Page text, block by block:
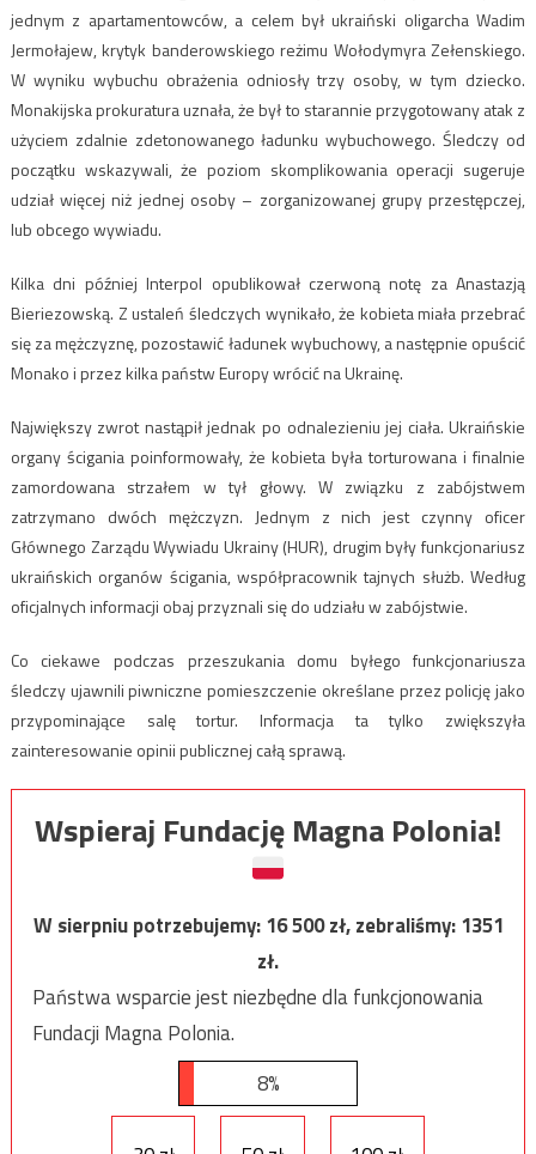
jednym z apartamentowców, a celem był ukraiński oligarcha Wadim
Jermołajew, krytyk banderowskiego reżimu Wołodymyra Zełenskiego.
W wyniku wybuchu obrażenia odniosły trzy osoby, w tym dziecko.
Monakijska prokuratura uznała, że był to starannie przygotowany atak z
użyciem zdalnie zdetonowanego ładunku wybuchowego. Śledczy od
początku wskazywali, że poziom skomplikowania operacji sugeruje
udział więcej niż jednej osoby – zorganizowanej grupy przestępczej,
lub obcego wywiadu.
Kilka dni później Interpol opublikował czerwoną notę za Anastazją
Bieriezowską. Z ustaleń śledczych wynikało, że kobieta miała przebrać
się za mężczyznę, pozostawić ładunek wybuchowy, a następnie opuścić
Monako i przez kilka państw Europy wrócić na Ukrainę.
Największy zwrot nastąpił jednak po odnalezieniu jej ciała. Ukraińskie
organy ścigania poinformowały, że kobieta była torturowana i finalnie
zamordowana strzałem w tył głowy. W związku z zabójstwem
zatrzymano dwóch mężczyzn. Jednym z nich jest czynny oficer
Głównego Zarządu Wywiadu Ukrainy (HUR), drugim były funkcjonariusz
ukraińskich organów ścigania, współpracownik tajnych służb. Według
oficjalnych informacji obaj przyznali się do udziału w zabójstwie.
Co ciekawe podczas przeszukania domu byłego funkcjonariusza
śledczy ujawnili piwniczne pomieszczenie określane przez policję jako
przypominające salę tortur. Informacja ta tylko zwiększyła
zainteresowanie opinii publicznej całą sprawą.
Wspieraj Fundację Magna Polonia!
W sierpniu potrzebujemy:16 500zł, zebraliśmy:1351
zł.
Państwa wsparcie jest niezbędne dla funkcjonowania
Fundacji Magna Polonia.
8%